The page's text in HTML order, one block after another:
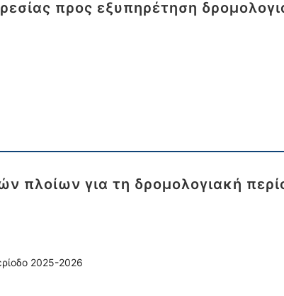
προς εξυπηρέτηση
πλοίων για τη δρομολογιακή
2025-2026